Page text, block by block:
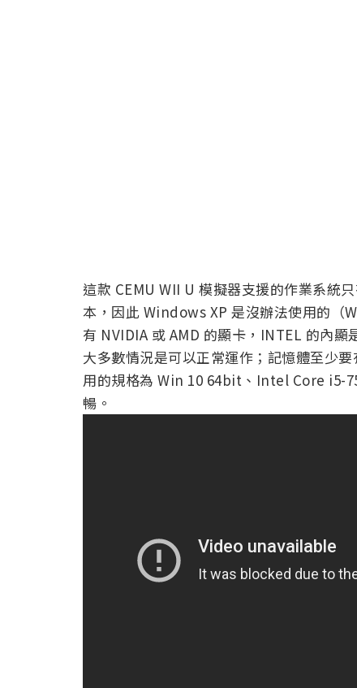
這款 CEMU WII U 模擬器支援的作業系統
本，因此 Windows XP 是沒辦法使用的（
有 NVIDIA 或 AMD 的顯卡，INTEL 的內顯
大多數情況是可以正常運作；記憶體至少
用的規格為 Win 10 64bit、Intel Core i5-
暢。